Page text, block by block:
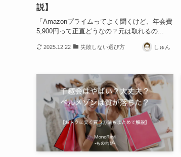
説】
「Amazonプライムってよく聞くけど、年会費
5,900円って正直どうなの？元は取れるの...
2025.12.22 失敗しない選び方 しゅん